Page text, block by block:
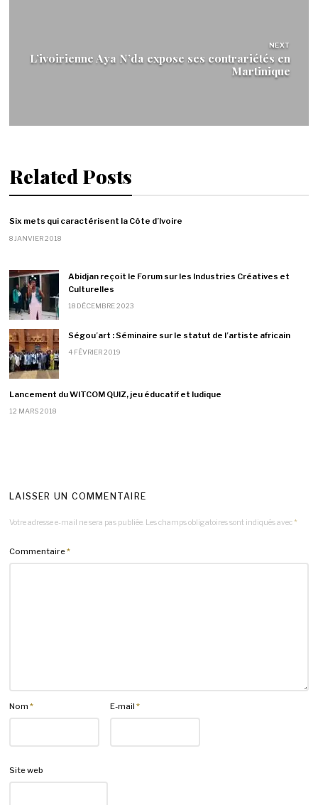
NEXT
L’ivoirienne Aya N’da expose ses contrariétés en
Martinique
Related Posts
Six mets qui caractérisent la Côte d’Ivoire
8 JANVIER 2018
Abidjan reçoit le Forum sur les Industries Créatives et
Culturelles
18 DÉCEMBRE 2023
Ségou’art : Séminaire sur le statut de l’artiste africain
4 FÉVRIER 2019
Lancement du WITCOM QUIZ, jeu éducatif et ludique
12 MARS 2018
LAISSER UN COMMENTAIRE
Votre adresse e-mail ne sera pas publiée. Les champs obligatoires sont indiqués avec *
Commentaire*
Nom* E-mail*
Site web